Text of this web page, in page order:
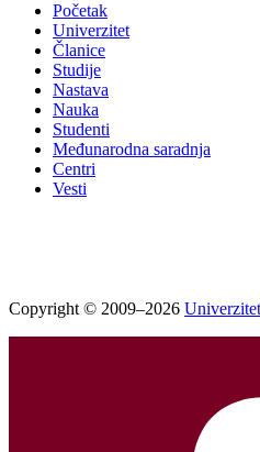
Početak
Univerzitet
Članice
Studije
Nastava
Nauka
Studenti
Međunarodna saradnja
Centri
Vesti
Copyright © 2009–2026